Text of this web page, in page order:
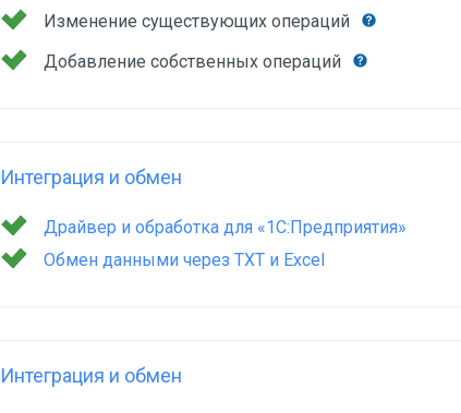
Изменение существующих операций
Добавление собственных операций
Интеграция и обмен
Драйвер и обработка для «1С:Предприятия»
Обмен данными через TXT и Excel
Интеграция и обмен